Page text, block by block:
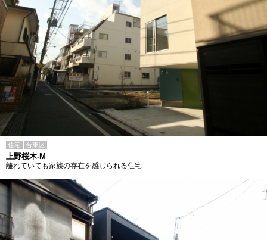
住宅 台東区
上野桜木-M
離れていても家族の存在を感じられる住宅